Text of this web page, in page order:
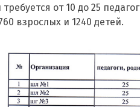
от 10 до 25
взрослых и 1240 детей.